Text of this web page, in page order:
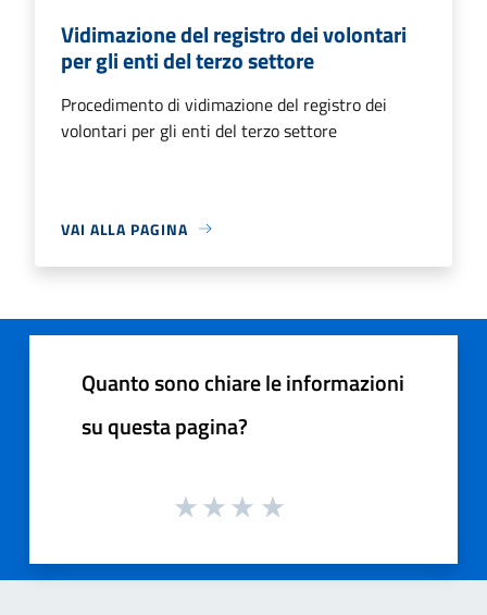
Vidimazione del registro dei volontari
per gli enti del terzo settore
Procedimento di vidimazione del registro dei
volontari per gli enti del terzo settore
VAI ALLA PAGINA
Quanto sono chiare le informazioni
su questa pagina?